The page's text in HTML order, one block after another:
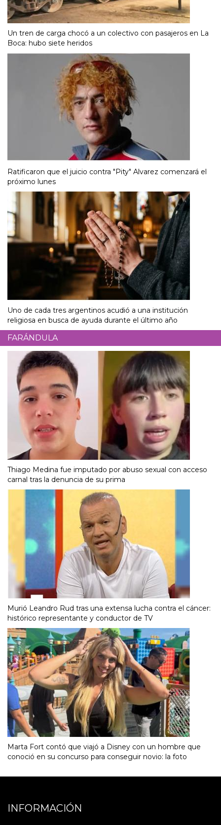
Un tren de carga chocó a un colectivo con pasajeros en La
Boca: hubo siete heridos
Ratificaron que el juicio contra "Pity" Alvarez comenzará el
próximo lunes
Uno de cada tres argentinos acudió a una institución
religiosa en busca de ayuda durante el último año
FARÁNDULA
Thiago Medina fue imputado por abuso sexual con acceso
carnal tras la denuncia de su prima
Murió Leandro Rud tras una extensa lucha contra el cáncer:
histórico representante y conductor de TV
Marta Fort contó que viajó a Disney con un hombre que
conoció en su concurso para conseguir novio: la foto
INFORMACIÓN